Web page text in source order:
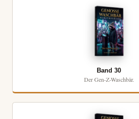
Band 30
Der Gen-Z-Waschbär.